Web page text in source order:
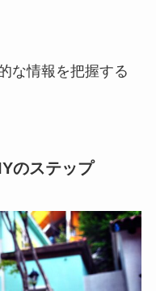
な情報を把握する
のステップ